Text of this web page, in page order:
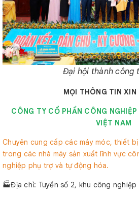
Đại hội thành công
MỌI THÔNG TIN XIN
CÔNG TY CỔ PHẦN CÔNG
VIỆT NAM
Chuyên cung cấp các máy móc, thiết
trong các nhà máy sản xuất lĩnh vực
nghiệp phụ trợ và tự động hóa.
🏭Địa chỉ: Tuyến số 2, khu công nghiệp